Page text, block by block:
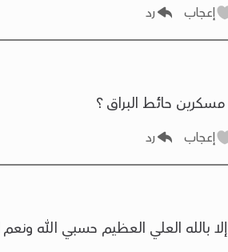
إعجاب رد
مسكرين حائط البراق ؟
إعجاب رد
بالله العلي العظيم حسبي الله ونعم